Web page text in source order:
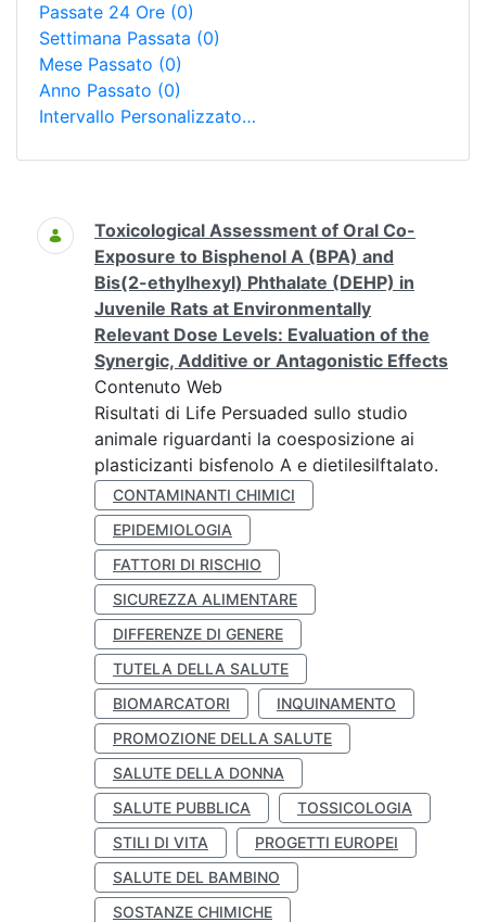
Passate 24 Ore (0)
Settimana Passata (0)
Mese Passato (0)
Anno Passato (0)
Intervallo Personalizzato…
Ricerca
Toxicological Assessment of Oral Co-
Exposure to Bisphenol A (BPA) and
Bis(2-ethylhexyl) Phthalate (DEHP) in
Juvenile Rats at Environmentally
Relevant Dose Levels: Evaluation of the
Synergic, Additive or Antagonistic Effects
Contenuto Web
Risultati di Life Persuaded sullo studio
animale riguardanti la coesposizione ai
plasticizanti bisfenolo A e dietilesilftalato.
CONTAMINANTI CHIMICI
EPIDEMIOLOGIA
FATTORI DI RISCHIO
SICUREZZA ALIMENTARE
DIFFERENZE DI GENERE
TUTELA DELLA SALUTE
BIOMARCATORI
INQUINAMENTO
PROMOZIONE DELLA SALUTE
SALUTE DELLA DONNA
SALUTE PUBBLICA
TOSSICOLOGIA
STILI DI VITA
PROGETTI EUROPEI
SALUTE DEL BAMBINO
SOSTANZE CHIMICHE